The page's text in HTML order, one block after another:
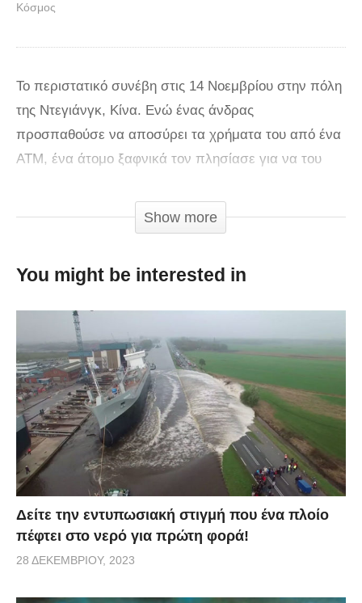
Κόσμος
Το περιστατικό συνέβη στις 14 Νοεμβρίου στην πόλη
της Ντεγιάνγκ, Κίνα. Ενώ ένας άνδρας
προσπαθούσε να αποσύρει τα χρήματα του από ένα
ΑΤΜ, ένα άτομο ξαφνικά τον πλησίασε για να του
που προσπάθησε να του κλέψει τα χρήματα ο
άντρας του έδωσε ένα καλό μάθημα. Κατά έναν
αναίσθητο…
Show more
You might be interested in
Δείτε την εντυπωσιακή στιγμή που ένα πλοίο
πέφτει στο νερό για πρώτη φορά!
28 ΔΕΚΕΜΒΡΊΟΥ, 2023